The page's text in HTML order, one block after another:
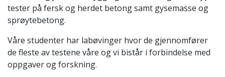
tester på fersk og herdet betong samt gysemasse og
sprøytebetong.
Våre studenter har labøvinger hvor de gjennomfører
de fleste av testene våre og vi bistår i forbindelse med
oppgaver og forskning.